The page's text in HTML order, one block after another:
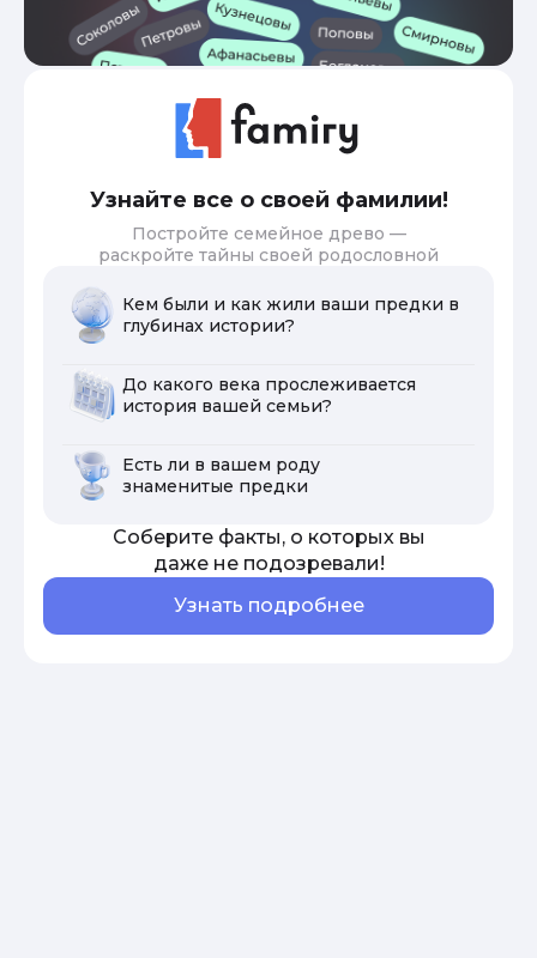
Узнайте все о своей фамилии!
Постройте семейное древо —
раскройте тайны своей родословной
Кем были и как жили ваши предки в
глубинах истории?
До какого века прослеживается
история вашей семьи?
Есть ли в вашем роду
знаменитые предки
Соберите факты, о которых вы
даже не подозревали!
Узнать подробнее